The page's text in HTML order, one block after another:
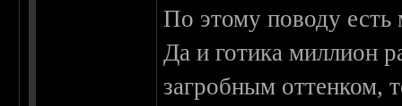
По этому поводу есть
Да и готика миллион
загробным оттенком,